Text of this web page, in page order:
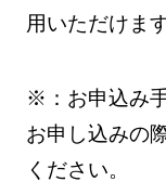
用いただけます
※：お申込み
お申し込みの
ください。